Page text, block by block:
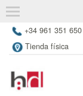
+34 961 351 650
Tienda física